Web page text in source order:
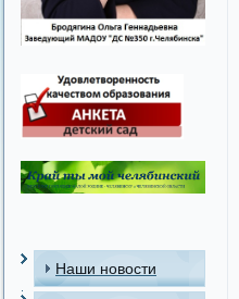
Наши новости